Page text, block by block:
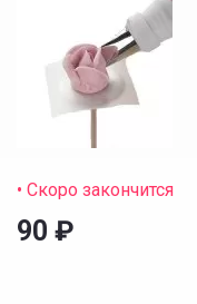
• Скоро закончится
90 ₽